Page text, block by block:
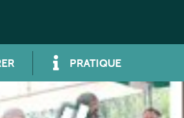
PRATIQUE